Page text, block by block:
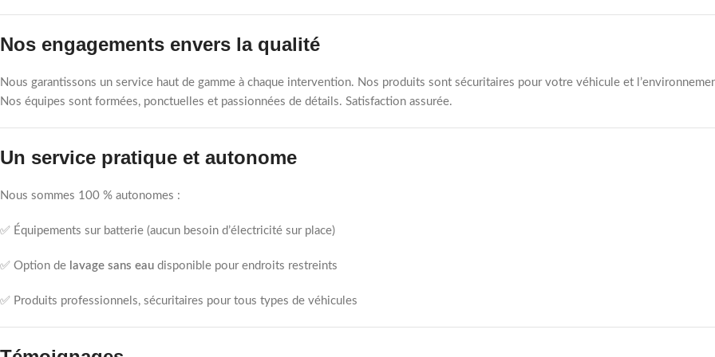
Nos engagements envers la qualité
Nous garantissons un service haut de gamme à chaque intervention. Nos produits sont sécuritaires pour votre véhicule et
Nos équipes sont formées, ponctuelles et passionnées de détails. Satisfaction assurée.
Un service pratique et autonome
Nous sommes 100 % autonomes :
✅ Équipements sur batterie (aucun besoin d’électricité sur place)
✅ Option de lavage sans eau disponible pour endroits restreints
✅ Produits professionnels, sécuritaires pour tous types de véhicules